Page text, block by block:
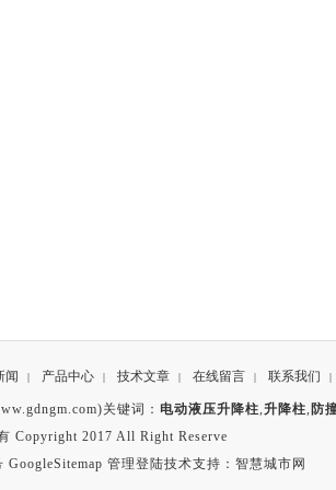
闻 | 产品中心 | 技术文章 | 在线留言 | 联系我们 |
关键词： 电动液压升降柱,升降柱, 防
Copyright 2017 All Right Reserve
GoogleSitemap 管理登陆技术支持： 智慧城市网